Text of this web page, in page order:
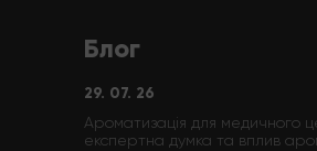
Блог
29. 07. 26
Ароматизація для медичного
експертна думка та вплив